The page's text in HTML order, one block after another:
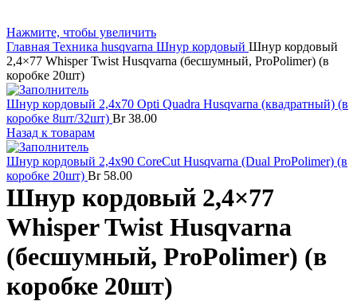
Нажмите, чтобы увеличить
Главная Техника husqvarna Шнур кордовый Шнур кордовый
2,4×77 Whisper Twist Husqvarna (бесшумный, ProPolimer) (в
коробке 20шт)
Шнур кордовый 2,4x70 Opti Quadra Husqvarna (квадратный) (в
коробке 8шт/32шт) Br38.00
Назад к товарам
Шнур кордовый 2,4x90 CoreCut Husqvarna (Dual ProPolimer) (в
коробке 20шт) Br58.00
Шнур кордовый 2,4×77
Whisper Twist Husqvarna
(бесшумный, ProPolimer) (в
коробке 20шт)